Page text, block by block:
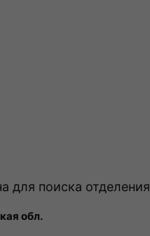
для поиска отделения
обл.